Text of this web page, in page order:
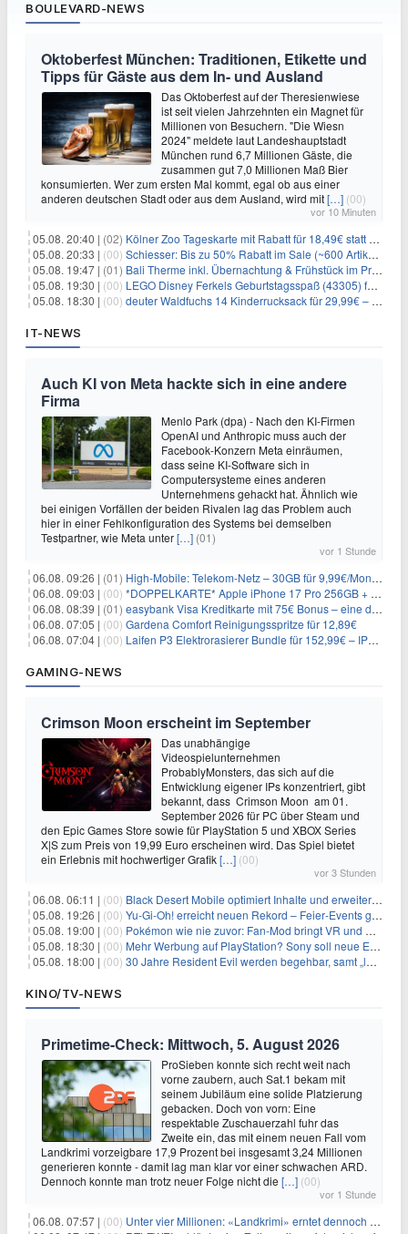
BOULEVARD-NEWS
Oktoberfest München: Traditionen, Etikette und
Tipps für Gäste aus dem In- und Ausland
Das Oktoberfest auf der Theresienwiese
ist seit vielen Jahrzehnten ein Magnet für
Millionen von Besuchern. "Die Wiesn
2024" meldete laut Landeshauptstadt
München rund 6,7 Millionen Gäste, die
zusammen gut 7,0 Millionen Maß Bier
konsumierten. Wer zum ersten Mal kommt, egal ob aus einer
anderen deutschen Stadt oder aus dem Ausland, wird mit[…] (00)
vor 10 Minuten
05.08. 20:40 | (02) Kölner Zoo Tageskarte mit Rabatt für 18,49€ statt 29,50€ – einlösbar bis Dezember
05.08. 20:33 | (00) Schiesser: Bis zu 50% Rabatt im Sale (~600 Artikel zur Auswahl)
05.08. 19:47 | (01) Bali Therme inkl. Übernachtung & Frühstück im Premium Hotel (Bad Oeynhausen) ab 89€ p.P.
05.08. 19:30 | (00) LEGO Disney Ferkels Geburtstagsspaß (43305) für 29,10€
05.08. 18:30 | (00) deuter Waldfuchs 14 Kinderrucksack für 29,99€ – Amber-maple
IT-NEWS
Auch KI von Meta hackte sich in eine andere
Firma
Menlo Park (dpa) - Nach den KI-Firmen
OpenAI und Anthropic muss auch der
Facebook-Konzern Meta einräumen,
dass seine KI-Software sich in
Computersysteme eines anderen
Unternehmens gehackt hat. Ähnlich wie
bei einigen Vorfällen der beiden Rivalen lag das Problem auch
hier in einer Fehlkonfiguration des Systems bei demselben
Testpartner, wie Meta unter[…] (01)
vor 1 Stunde
06.08. 09:26 | (01) High-Mobile: Telekom-Netz – 30GB für 9,99€/Monat / 80GB für 12,49€/Monat / 100GB für 19,99€/Monat (auch mtl. kündbar)
06.08. 09:03 | (00) *DOPPELKARTE* Apple iPhone 17 Pro 256GB + 80€ Online Bonus + 50GB 5G + Alles-Flat im Telekom-Netz für 44,94€/Monat – eff. 4,40€/Monat
06.08. 08:39 | (01) easybank Visa Kreditkarte mit 75€ Bonus – eine der besten Kreditkarten
06.08. 07:05 | (00) Gardena Comfort Reinigungsspritze für 12,89€
06.08. 07:04 | (00) Laifen P3 Elektrorasierer Bundle für 152,99€ – IPX7, 2×12.000 Schnitte/min, USB-C, 0,055mm Scherfolie
GAMING-NEWS
Crimson Moon erscheint im September
Das unabhängige
Videospielunternehmen
ProbablyMonsters, das sich auf die
Entwicklung eigener IPs konzentriert, gibt
bekannt, dass Crimson Moon am 01.
September 2026 für PC über Steam und
den Epic Games Store sowie für PlayStation 5 und XBOX Series
X|S zum Preis von 19,99 Euro erscheinen wird. Das Spiel bietet
ein Erlebnis mit hochwertiger Grafik[…] (00)
vor 3 Stunden
06.08. 06:11 | (00) Black Desert Mobile optimiert Inhalte und erweitert Treasure Access
05.08. 19:26 | (00) Yu‑Gi‑Oh! erreicht neuen Rekord – Feier‑Events gestartet
05.08. 19:00 | (00) Pokémon wie nie zuvor: Fan-Mod bringt VR und Ego-Perspektive nach Kanto
05.08. 18:30 | (00) Mehr Werbung auf PlayStation? Sony soll neue Einnahmequellen prüfen
05.08. 18:00 | (00) 30 Jahre Resident Evil werden begehbar, samt „lebensgroßem Leon“
KINO/TV-NEWS
Primetime-Check: Mittwoch, 5. August 2026
ProSieben konnte sich recht weit nach
vorne zaubern, auch Sat.1 bekam mit
seinem Jubiläum eine solide Platzierung
gebacken. Doch von vorn: Eine
respektable Zuschauerzahl fuhr das
Zweite ein, das mit einem neuen Fall vom
Landkrimi vorzeigbare 17,9 Prozent bei insgesamt 3,24 Millionen
generieren konnte - damit lag man klar vor einer schwachen ARD.
Dennoch konnte man trotz neuer Folge nicht die […] (00)
vor 1 Stunde
06.08. 07:57 | (00) Unter vier Millionen: «Landkrimi» erntet dennoch Primetime-Führung